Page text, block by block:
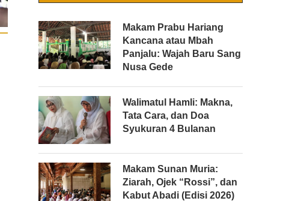
Makam Prabu Hariang
Kancana atau Mbah
Panjalu: Wajah Baru Sang
Nusa Gede
Walimatul Hamli: Makna,
Tata Cara, dan Doa
Syukuran 4 Bulanan
Makam Sunan Muria:
Ziarah, Ojek “Rossi”, dan
Kabut Abadi (Edisi 2026)